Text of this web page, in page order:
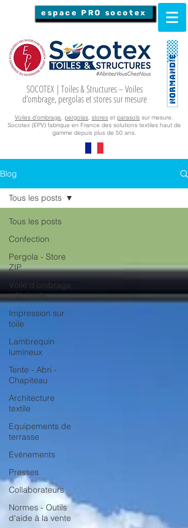
espace PRO socotex
SOCOTEX | Toiles & Structures – Voiles
d’ombrage, pergolas et stores sur mesure
Voiles d’ombrage, pergolas, stores et parasols sur mesure.
Socotex (EPV) fabrique en France des solutions textiles haut de
gamme depuis plus de 50 ans.
Blog
Tous les posts
Confection
Pergola - Store
ZIP
Voile d'ombrage
- Abrivoile
Impression sur
toile
Lambrequin
lumineux
Tente - Abri -
Chapiteau
Architecture
textile
Equipements de
terrasse
Evénements
Presses
Collaborateurs
Normes - Outils
d'aide à la vente
Tous les posts